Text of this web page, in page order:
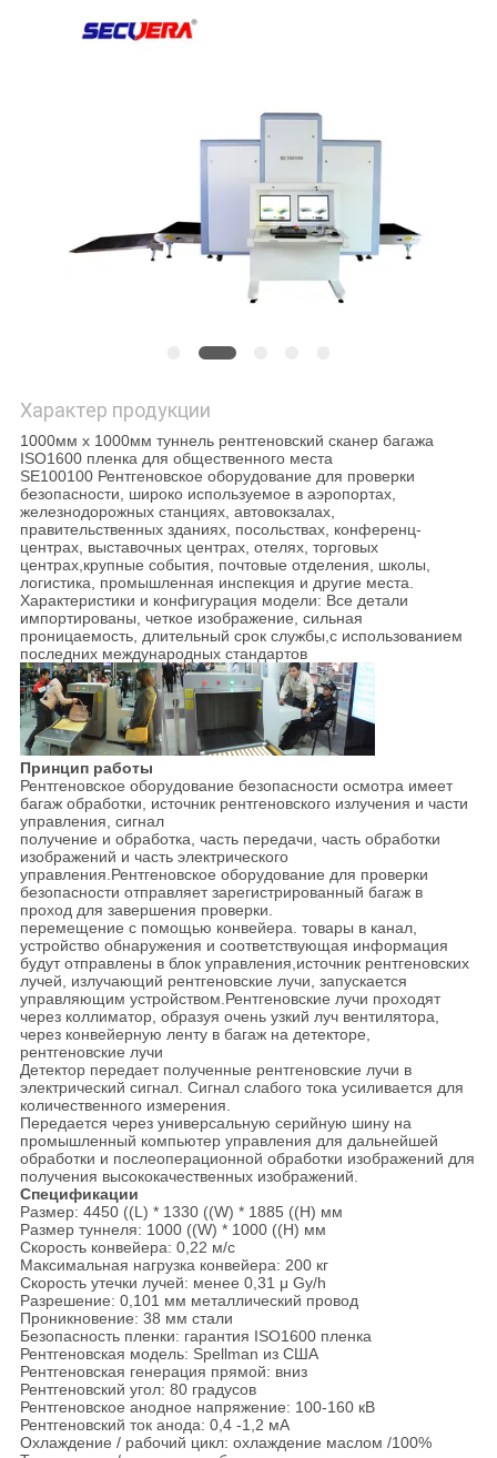
Характер продукции
1000мм х 1000мм туннель рентгеновский сканер багажа
ISO1600 пленка для общественного места
SE100100 Рентгеновское оборудование для проверки
безопасности, широко используемое в аэропортах,
железнодорожных станциях, автовокзалах,
правительственных зданиях, посольствах, конференц-
центрах, выставочных центрах, отелях, торговых
центрах,крупные события, почтовые отделения, школы,
логистика, промышленная инспекция и другие места.
Характеристики и конфигурация модели: Все детали
импортированы, четкое изображение, сильная
проницаемость, длительный срок службы,с использованием
последних международных стандартов
Принцип работы
Рентгеновское оборудование безопасности осмотра имеет
багаж обработки, источник рентгеновского излучения и части
управления, сигнал
получение и обработка, часть передачи, часть обработки
изображений и часть электрического
управления.Рентгеновское оборудование для проверки
безопасности отправляет зарегистрированный багаж в
проход для завершения проверки.
перемещение с помощью конвейера. товары в канал,
устройство обнаружения и соответствующая информация
будут отправлены в блок управления,источник рентгеновских
лучей, излучающий рентгеновские лучи, запускается
управляющим устройством.Рентгеновские лучи проходят
через коллиматор, образуя очень узкий луч вентилятора,
через конвейерную ленту в багаж на детекторе,
рентгеновские лучи
Детектор передает полученные рентгеновские лучи в
электрический сигнал. Сигнал слабого тока усиливается для
количественного измерения.
Передается через универсальную серийную шину на
промышленный компьютер управления для дальнейшей
обработки и послеоперационной обработки изображений для
получения высококачественных изображений.
Спецификации
Размер: 4450 ((L) * 1330 ((W) * 1885 ((H) мм
Размер туннеля: 1000 ((W) * 1000 ((H) мм
Скорость конвейера: 0,22 м/с
Максимальная нагрузка конвейера: 200 кг
Скорость утечки лучей: менее 0,31 μ Gy/h
Разрешение: 0,101 мм металлический провод
Проникновение: 38 мм стали
Безопасность пленки: гарантия ISO1600 пленка
Рентгеновская модель: Spellman из США
Рентгеновская генерация прямой: вниз
Рентгеновский угол: 80 градусов
Рентгеновское анодное напряжение: 100-160 кВ
Рентгеновский ток анода: 0,4 -1,2 мА
Охлаждение / рабочий цикл: охлаждение маслом /100%